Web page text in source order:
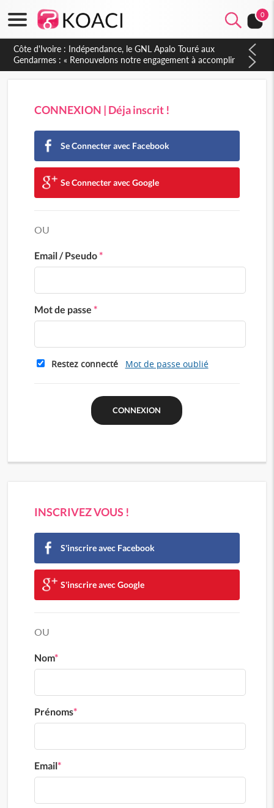
0
Côte d'Ivoire : Indépendance, le GNL Apalo Touré aux
Gendarmes : « Renouvelons notre engagement à accomplir
notre mission avec honneur, discipline, loyauté et
CONNEXION | Déja inscrit !
Se Connecter avec Facebook
Se Connecter avec Google
OU
Email / Pseudo*
Mot de passe *
Restez connecté Mot de passe oublié
INSCRIVEZ VOUS !
S'inscrire avec Facebook
S'inscrire avec Google
OU
Nom*
Prénoms*
Email*